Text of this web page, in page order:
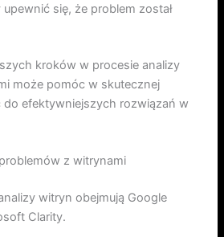
się, że problem został
kroków w procesie analizy
może pomóc w skutecznej
efektywniejszych rozwiązań w
z witrynami
witryn obejmują Google
Clarity.